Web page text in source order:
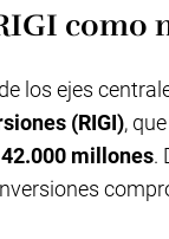
como
los ejes
(RIGI),
42.000 millones.